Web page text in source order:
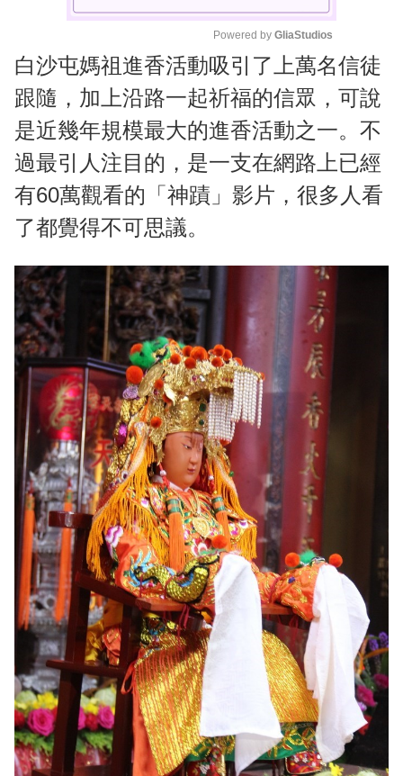
M
u
e
Powered by GliaStudios
白沙屯媽祖進香活動吸引了上萬名信徒
跟隨，加上沿路一起祈福的信眾，可說
是近幾年規模最大的進香活動之一。不
過最引人注目的，是一支在網路上已經
有60萬觀看的「神蹟」影片，很多人看
了都覺得不可思議。